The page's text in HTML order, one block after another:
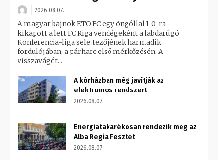
2026.08.07.
A magyar bajnok ETO FC egy öngóllal 1-0-ra
kikapott a lett FC Riga vendégeként a labdarúgó
Konferencia-liga selejtezőjének harmadik
fordulójában, a párharc első mérkőzésén. A
visszavágót...
A kórházban még javítják az
elektromos rendszert
2026.08.07.
Energiatakarékosan rendezik meg az
Alba Regia Fesztet
2026.08.07.